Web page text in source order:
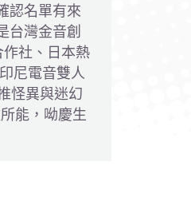
認名單有來
台灣金音創
社、日本熱
尼電音雙人
怪異與迷幻
能，呦慶生